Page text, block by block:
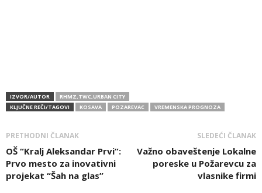
IZVOR/AUTOR
RHMZ,TWC,URBAN CITY
KLJUČNE REČI/TAGOVI
KOSAVA POZAREVAC VREMENSKA PROGNOZA
PRETHODNI ČLANAK
OŠ “Kralj Aleksandar Prvi”:
Prvo mesto za inovativni
projekat “Šah na glas”
SLEDEĆI ČLANAK
Važno obaveštenje Lokalne
poreske u Požarevcu za
vlasnike firmi